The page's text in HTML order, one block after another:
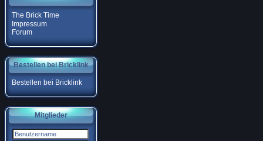
The Brick Time
Impressum
Forum
Bestellen bei Bricklink
Bestellen bei Bricklink
Mitglieder